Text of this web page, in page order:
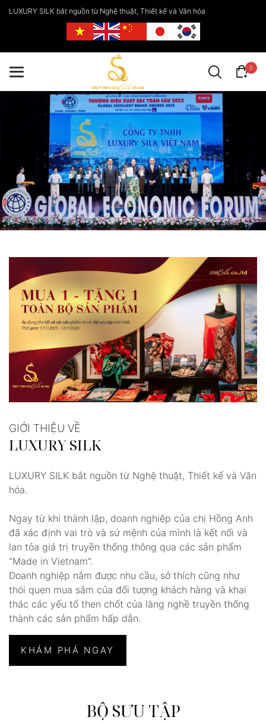
LUXURY SILK bắt nguồn từ Nghệ thuật, Thiết kế và Văn hóa
0
GIỚI THIỆU VỀ
LUXURY SILK
LUXURY SILK bắt nguồn từ Nghệ thuật, Thiết kế và Văn
hóa.
Ngay từ khi thành lập, doanh nghiệp của chị Hồng Anh
đã xác định vai trò và sứ mệnh của mình là kết nối và
lan tỏa giá trị truyền thống thông qua các sản phẩm
“Made in Vietnam”.
Doanh nghiệp nắm được nhu cầu, sở thích cũng như
thói quen mua sắm của đối tượng khách hàng và khai
thác các yếu tố then chốt của làng nghề truyền thống
thành các sản phẩm hấp dẫn.
KHÁM PHÁ NGAY
BỘ SƯU TẬP